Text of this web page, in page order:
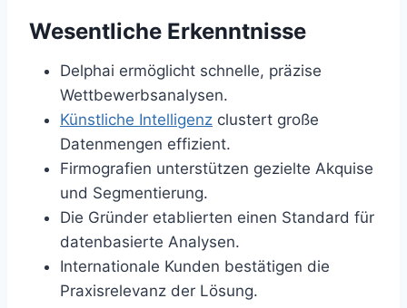
Wesentliche Erkenntnisse
Delphai ermöglicht schnelle, präzise
Wettbewerbsanalysen.
Künstliche Intelligenz clustert große
Datenmengen effizient.
Firmografien unterstützen gezielte Akquise
und Segmentierung.
Die Gründer etablierten einen Standard für
datenbasierte Analysen.
Internationale Kunden bestätigen die
Praxisrelevanz der Lösung.